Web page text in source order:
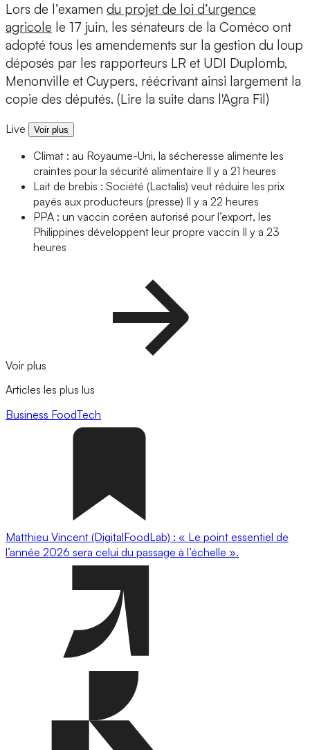
Lors de l’examen du projet de loi d’urgence
agricole le 17 juin, les sénateurs de la Coméco ont
adopté tous les amendements sur la gestion du loup
déposés par les rapporteurs LR et UDI Duplomb,
Menonville et Cuypers, réécrivant ainsi largement la
copie des députés. (Lire la suite dans l'Agra Fil)
Live Voir plus
Climat : au Royaume-Uni, la sécheresse alimente les
craintes pour la sécurité alimentaire Il y a 21 heures
Lait de brebis : Société (Lactalis) veut réduire les prix
payés aux producteurs (presse) Il y a 22 heures
PPA : un vaccin coréen autorisé pour l’export, les
Philippines développent leur propre vaccin Il y a 23
heures
Voir plus
Articles les plus lus
Business FoodTech
Matthieu Vincent (DigitalFoodLab) : « Le point essentiel de
l’année 2026 sera celui du passage à l’échelle ».